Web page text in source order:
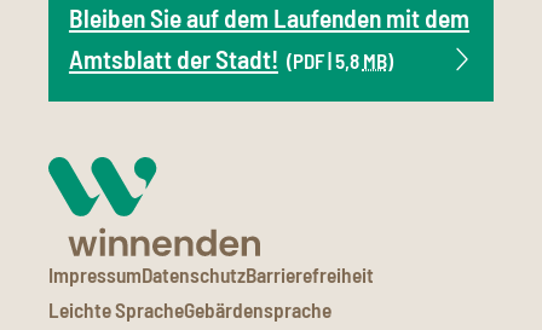
Bleiben Sie auf dem Laufenden mit dem
Amtsblatt der Stadt! (PDF | 5,8 MB)
ImpressumDatenschutzBarrierefreiheit
Leichte SpracheGebärdensprache